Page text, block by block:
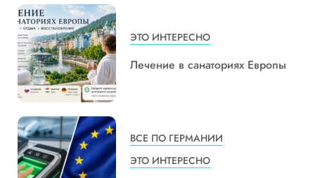
ЭТО ИНТЕРЕСНО
Лечение в санаториях Европы
ВСЕ ПО ГЕРМАНИИ
ЭТО ИНТЕРЕСНО